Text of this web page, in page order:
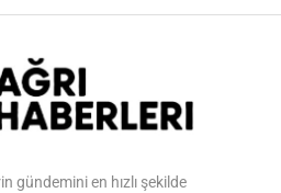
gündemini en hızlı şekilde